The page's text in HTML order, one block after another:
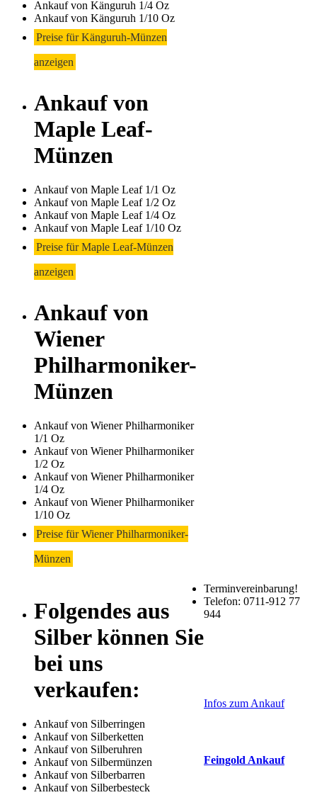
Ankauf von Känguruh 1/4 Oz
Ankauf von Känguruh 1/10 Oz
Preise für Känguruh-Münzen
anzeigen
Ankauf von
Maple Leaf-
Münzen
Ankauf von Maple Leaf 1/1 Oz
Ankauf von Maple Leaf 1/2 Oz
Ankauf von Maple Leaf 1/4 Oz
Ankauf von Maple Leaf 1/10 Oz
Preise für Maple Leaf-Münzen
anzeigen
Ankauf von
Wiener
Philharmoniker-
Münzen
Ankauf von Wiener Philharmoniker
1/1 Oz
Ankauf von Wiener Philharmoniker
1/2 Oz
Ankauf von Wiener Philharmoniker
1/4 Oz
Ankauf von Wiener Philharmoniker
1/10 Oz
Preise für Wiener Philharmoniker-
Münzen
Folgendes aus
Silber können Sie
bei uns
verkaufen:
Ankauf von Silberringen
Ankauf von Silberketten
Ankauf von Silberuhren
Ankauf von Silbermünzen
Ankauf von Silberbarren
Ankauf von Silberbesteck
Terminvereinbarung!
Telefon: 0711-912 77
944
Sidebar
(Primary)
Infos zum Ankauf
Feingold Ankauf